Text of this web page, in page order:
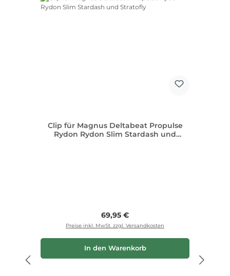
Clip für Magnus Deltabeat Propulse
Rydon Rydon Slim Stardash und
Regulärer Preis:
69,95 €
Preise inkl. MwSt. zzgl. Versandkosten
In den Warenkorb